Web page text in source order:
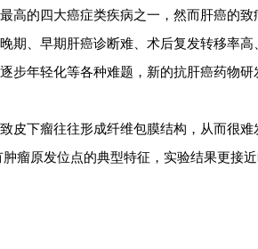
高的四大癌症类疾病之一，然而肝癌的
期、早期肝癌诊断难、术后复发转移率
步年轻化等各种难题，新的抗肝癌药物研
皮下瘤往往形成纤维包膜结构，从而很
瘤原发位点的典型特征，实验结果更接